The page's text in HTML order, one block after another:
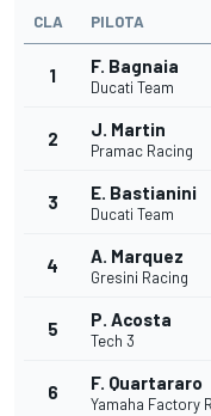
CLA PILOTA
1 F. Bagnaia
Ducati Team
2 J. Martin
Pramac Racing
3 E. Bastianini
Ducati Team
4 A. Marquez
Gresini Racing
5 P. Acosta
Tech 3
6 F. Quartararo
Yamaha Factory